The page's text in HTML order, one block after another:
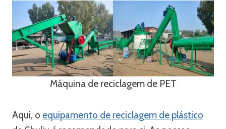
Máquina de reciclagem de PET
Aqui, o equipamento de reciclagem de plástico